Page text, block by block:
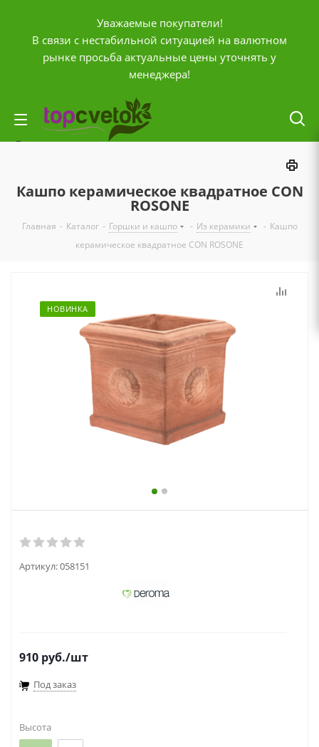
Уважаемые покупатели!
В связи с нестабильной ситуацией на валютном
рынке просьба актуальные цены уточнять у
менеджера!
Отложенные
0
Сравнение товаров
0
Время работы
выходной
zakaz@topcvetok.ru
Кашпо керамическое квадратное CON
ROSONE
Главная - Каталог - Горшки и кашпо - Из керамики - Кашпо
керамическое квадратное CON ROSONE
НОВИНКА
Артикул:058151
910 руб./шт
Под заказ
Высота